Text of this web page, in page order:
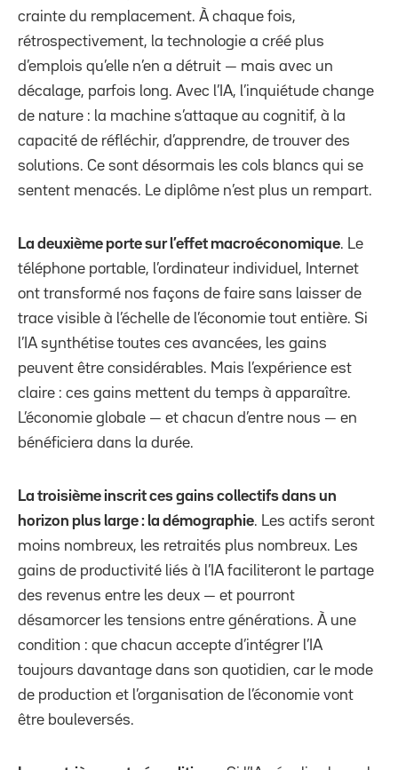
crainte du remplacement. À chaque fois,
rétrospectivement, la technologie a créé plus
d’emplois qu’elle n’en a détruit — mais avec un
décalage, parfois long. Avec l’IA, l’inquiétude change
de nature : la machine s’attaque au cognitif, à la
capacité de réfléchir, d’apprendre, de trouver des
solutions. Ce sont désormais les cols blancs qui se
sentent menacés. Le diplôme n’est plus un rempart.
La deuxième porte sur l’effet macroéconomique. Le
téléphone portable, l’ordinateur individuel, Internet
ont transformé nos façons de faire sans laisser de
trace visible à l’échelle de l’économie tout entière. Si
l’IA synthétise toutes ces avancées, les gains
peuvent être considérables. Mais l’expérience est
claire : ces gains mettent du temps à apparaître.
L’économie globale — et chacun d’entre nous — en
bénéficiera dans la durée.
La troisième inscrit ces gains collectifs dans un
horizon plus large : la démographie. Les actifs seront
moins nombreux, les retraités plus nombreux. Les
gains de productivité liés à l’IA faciliteront le partage
des revenus entre les deux — et pourront
désamorcer les tensions entre générations. À une
condition : que chacun accepte d’intégrer l’IA
toujours davantage dans son quotidien, car le mode
de production et l’organisation de l’économie vont
être bouleversés.